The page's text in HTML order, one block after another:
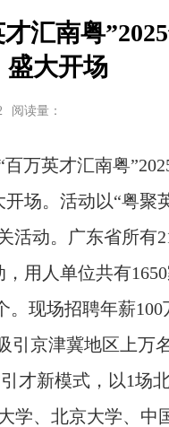
汇南粤
盛大开场
阅读量：
万英才汇南粤
场。活动以“粤聚
活动。广东省所有
用人单位共有
。现场招聘年薪100
引京津冀地区上万
才新模式，以1场
学、北京大学、中